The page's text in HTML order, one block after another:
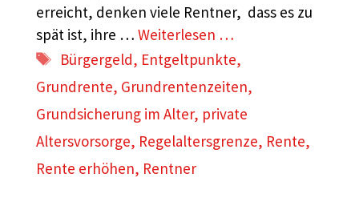
erreicht, denken viele Rentner, dass es zu
spät ist, ihre … Weiterlesen …
Schlagwörter
Bürgergeld, Entgeltpunkte,
Grundrente, Grundrentenzeiten,
Grundsicherung im Alter, private
Altersvorsorge, Regelaltersgrenze, Rente,
Rente erhöhen, Rentner